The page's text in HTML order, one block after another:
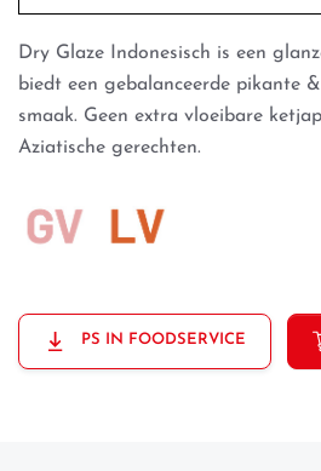
Dry Glaze Indonesisch is een
biedt een gebalanceerde pikante
smaak. Geen extra vloeibare
Aziatische gerechten.
PS IN FOODSERVICE